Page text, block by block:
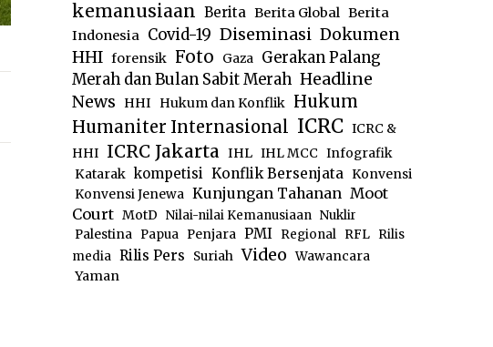
kemanusiaan Berita Berita Global Berita
Indonesia Covid-19 Diseminasi Dokumen
HHI forensik Foto Gaza Gerakan Palang
Merah dan Bulan Sabit Merah Headline
News
HHI Hukum dan Konflik Hukum
Humaniter Internasional ICRC ICRC &
HHI ICRC Jakarta IHL IHL MCC Infografik
Katarak kompetisi Konflik Bersenjata Konvensi
Konvensi Jenewa Kunjungan Tahanan Moot
Court MotD Nilai-nilai Kemanusiaan Nuklir
Palestina
Papua Penjara PMI Regional RFL
Rilis
media Rilis Pers Suriah Video Wawancara
Yaman